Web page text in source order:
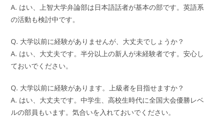
A. はい、上智大学弁論部は日本語話者が基本の部です。英語系
の活動も検討中です。
Q. 大学以前に経験がありませんが、大丈夫でしょうか？
A. はい、大丈夫です。半分以上の新人が未経験者です。安心し
ておいでください。
Q. 大学以前に経験があります。上級者を目指せますか？
A. はい、大丈夫です。中学生、高校生時代に全国大会優勝レベ
ルの部員もいます。気合いを入れておいでください。